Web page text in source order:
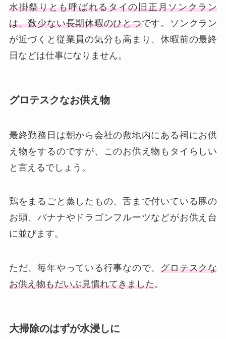
水掛祭りとも呼ばれるタイの旧正月ソンクラン
は、数少ない長期休暇のひとつです。ソンクラン
が近づくと従業員の気分も高まり、休暇前の最終
日などは仕事になりません。
グロテスクなお供え物
最終勤務日は朝から会社の敷地内にある祠にお供
え物をするのですが、このお供え物もタイらしい
と言えるでしょう。
鶏をまるごと蒸したもの、舌まで付いている豚の
お頭、バナナやドラゴンフルーツなどがお供え台
に並びます。
ただ、毎年やっている行事なので、グロテスクな
お供え物もだいぶ見慣れてきました。
大掃除のはずが水浸しに